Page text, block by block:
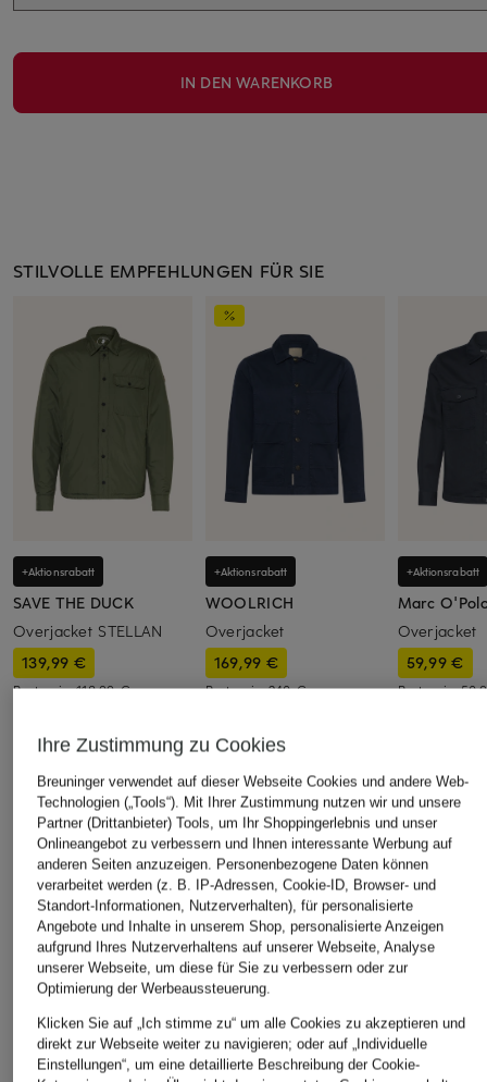
IN DEN WARENKORB
STILVOLLE EMPFEHLUNGEN FÜR SIE
+Aktionsrabatt
SAVE THE DUCK
Overjacket STELLAN
139,99 €
Bestpreis:118,99 €
+Aktionsrabatt
WOOLRICH
Overjacket
169,99 €
Bestpreis:240 €
+Aktionsrabatt
Marc
Overjacket
59,99 €
Bestpreis:
ÄHNLICHE ARTIKEL ENTDECKEN
Ihre Zustimmung zu Cookies
Breuninger verwendet auf dieser Webseite Cookies und andere Web-
Technologien („Tools“). Mit Ihrer Zustimmung nutzen wir und unsere
Partner (Drittanbieter) Tools, um Ihr Shoppingerlebnis und unser
Onlineangebot zu verbessern und Ihnen interessante Werbung auf
anderen Seiten anzuzeigen. Personenbezogene Daten können
verarbeitet werden (z. B. IP-Adressen, Cookie-ID, Browser- und
Standort-Informationen, Nutzerverhalten), für personalisierte
Angebote und Inhalte in unserem Shop, personalisierte Anzeigen
aufgrund Ihres Nutzerverhaltens auf unserer Webseite, Analyse
unserer Webseite, um diese für Sie zu verbessern oder zur
Optimierung der Werbeaussteuerung.
Klicken Sie auf „Ich stimme zu“ um alle Cookies zu akzeptieren und
direkt zur Webseite weiter zu navigieren; oder auf „Individuelle
Einstellungen“, um eine detaillierte Beschreibung der Cookie-